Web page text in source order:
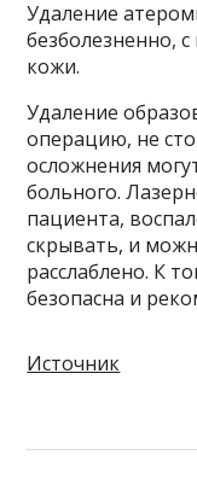
Удаление
безболезненно,
кожи.
Удаление
операцию, не
осложнения
больного.
пациента,
скрывать, и
расслаблено. К
безопасна и
Источник